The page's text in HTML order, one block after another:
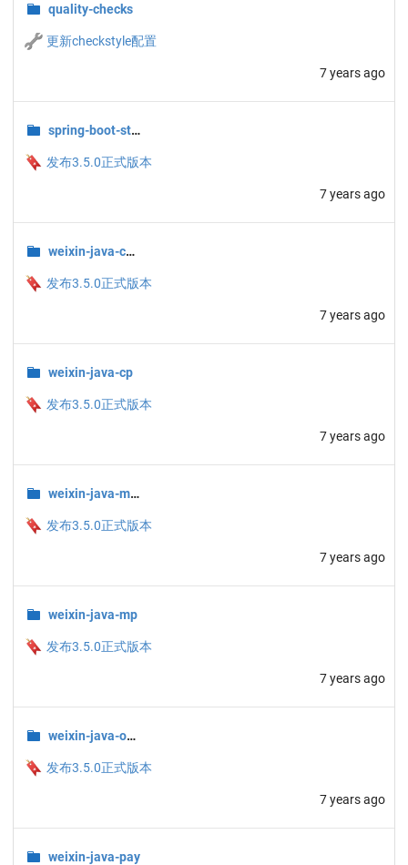
quality-checks
🔧 更新checkstyle配置
7 years ago
spring-boot-starters
🔖 发布3.5.0正式版本
7 years ago
weixin-java-common
🔖 发布3.5.0正式版本
7 years ago
weixin-java-cp
🔖 发布3.5.0正式版本
7 years ago
weixin-java-miniapp
🔖 发布3.5.0正式版本
7 years ago
weixin-java-mp
🔖 发布3.5.0正式版本
7 years ago
weixin-java-open
🔖 发布3.5.0正式版本
7 years ago
weixin-java-pay